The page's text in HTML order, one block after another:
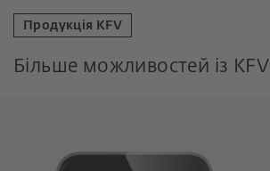
Продукція KFV
Більше можливостей із KFV